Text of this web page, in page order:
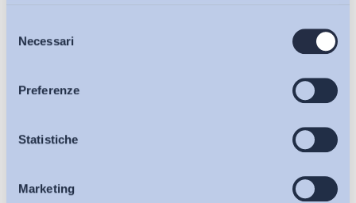
delNecessari
Preferenze
Statistiche
Marketing
Bollettini ADAPT
Articoli
Osservatori
Eventi
sulla pagina della